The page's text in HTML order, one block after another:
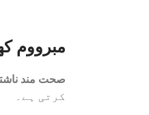
مبرووم
صحت مند
کرتی ہے۔